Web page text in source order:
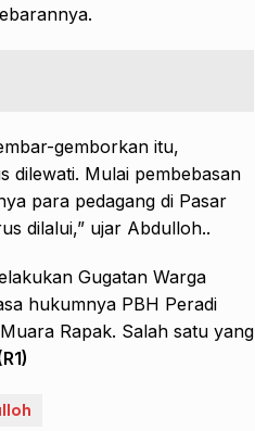
gemborkan itu,
dilewati. Mulai pembebasan
para pedagang di Pasar
dilalui,” ujar Abdulloh..
Gugatan Warga
hukumnya PBH Peradi
Rapak. Salah satu yang